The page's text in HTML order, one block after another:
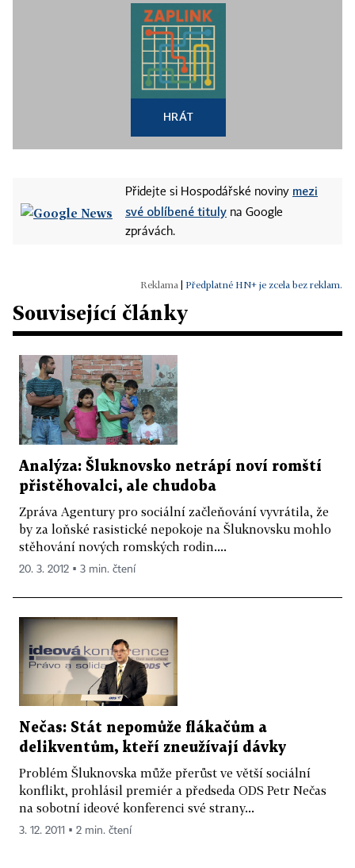
HRÁT
Přidejte si Hospodářské noviny mezi
své oblíbené tituly na Google
zprávách.
Předplatné HN+ je zcela bez reklam.
Související články
Analýza: Šluknovsko netrápí noví romští
přistěhovalci, ale chudoba
Zpráva Agentury pro sociální začleňování vyvrátila, že
by za loňské rasistické nepokoje na Šluknovsku mohlo
stěhování nových romských rodin....
20. 3. 2012 ▪ 3 min. čtení
Nečas: Stát nepomůže flákačům a
delikventům, kteří zneužívají dávky
Problém Šluknovska může přerůst ve větší sociální
konflikt, prohlásil premiér a předseda ODS Petr Nečas
na sobotní ideové konferenci své strany...
3. 12. 2011 ▪ 2 min. čtení